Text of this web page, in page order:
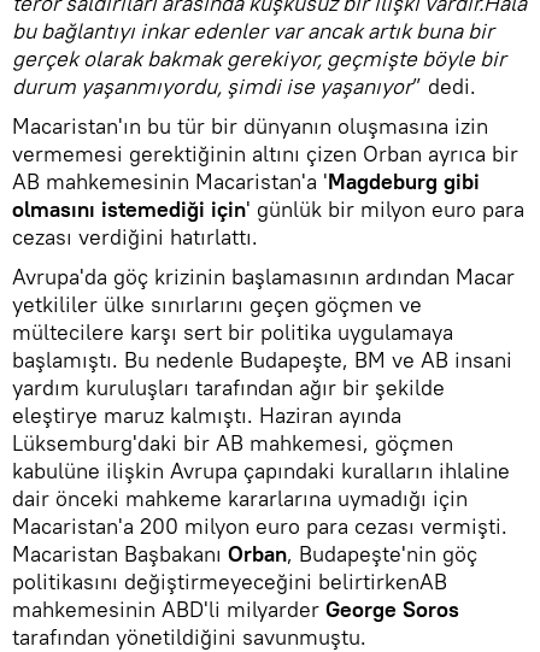
bu bağlantıyı inkar edenler var ancak artık buna bir
gerçek olarak bakmak gerekiyor, geçmişte böyle bir
durum yaşanmıyordu, şimdi ise yaşanıyor” dedi.
Macaristan'ın bu tür bir dünyanın oluşmasına izin
vermemesi gerektiğinin altını çizen Orban ayrıca bir
AB mahkemesinin Macaristan'a 'Magdeburg gibi
olmasını istemediği için' günlük bir milyon euro para
cezası verdiğini hatırlattı.
Avrupa'da göç krizinin başlamasının ardından Macar
yetkililer ülke sınırlarını geçen göçmen ve
mültecilere karşı sert bir politika uygulamaya
başlamıştı. Bu nedenle Budapeşte, BM ve AB insani
yardım kuruluşları tarafından ağır bir şekilde
eleştirye maruz kalmıştı. Haziran ayında
Lüksemburg'daki bir AB mahkemesi, göçmen
kabulüne ilişkin Avrupa çapındaki kuralların ihlaline
dair önceki mahkeme kararlarına uymadığı için
Macaristan'a 200 milyon euro para cezası vermişti.
Macaristan Başbakanı Orban, Budapeşte'nin göç
politikasını değiştirmeyeceğini belirtirkenAB
mahkemesinin ABD'li milyarder George Soros
tarafından yönetildiğini savunmuştu.